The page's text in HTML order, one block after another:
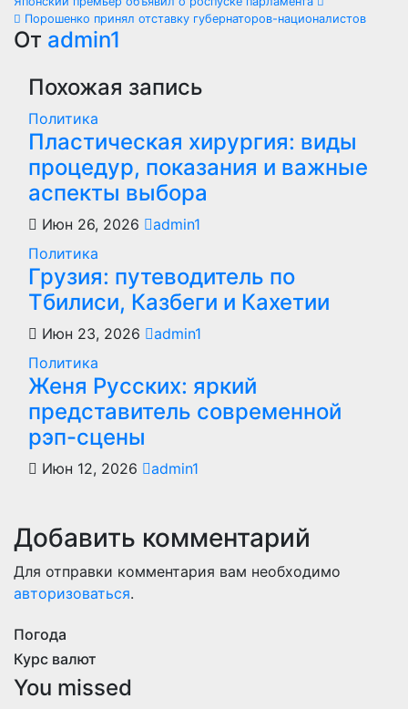
Навигация
по
записям
Порошенко принял отставку губернаторов-националистов
От admin1
Похожая запись
Политика
Пластическая хирургия: виды
процедур, показания и важные
аспекты выбора
Июн 26, 2026
admin1
Политика
Грузия: путеводитель по
Тбилиси, Казбеги и Кахетии
Июн 23, 2026
admin1
Политика
Женя Русских: яркий
представитель современной
рэп-сцены
Июн 12, 2026 admin1
Добавить комментарий
Для отправки комментария вам необходимо
авторизоваться.
Погода
Курс валют
You missed